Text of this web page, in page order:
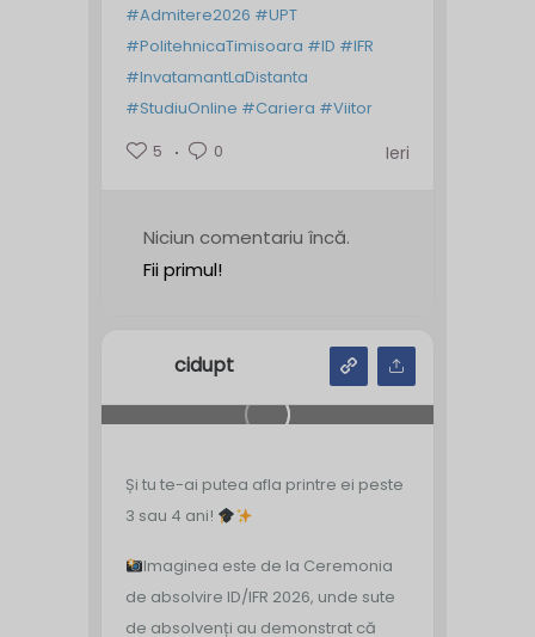
#Admitere2026 #UPT
#PolitehnicaTimisoara #ID #IFR
#InvatamantLaDistanta
#StudiuOnline #Cariera #Viitor
5
0 Ieri
Niciun comentariu încă.
Fii primul!
cidupt
Și tu te-ai putea afla printre ei peste
3 sau 4 ani!
Imaginea este de la Ceremonia
de absolvire ID/IFR 2026, unde sute
de absolvenți au demonstrat că